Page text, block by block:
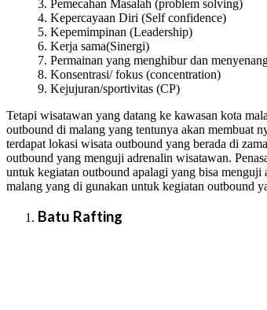
3. Pemecahan Masalah (problem solving)
4. Kepercayaan Diri (Self confidence)
5. Kepemimpinan (Leadership)
6. Kerja sama(Sinergi)
7. Permainan yang menghibur dan
8. Konsentrasi/ fokus (concentration)
9. Kejujuran/sportivitas (CP)
Tetapi wisatawan yang datang ke kawasan kota
outbound di malang yang tentunya akan membuat
terdapat lokasi wisata outbound yang berada di
outbound yang menguji adrenalin wisatawan.
untuk kegiatan outbound apalagi yang bisa
malang yang di gunakan untuk kegiatan outbound
Batu Rafting